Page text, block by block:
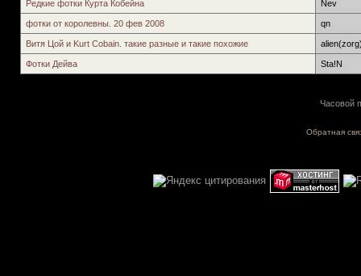
Редкие фотки Курта Кобейна Nev
фотки от королевны. 20 фев 2008 qn
Витя Цой и Kurt Cobain. такие разные и такие похожие
Фотки Дейва Sta!N
Часовой
Обратная